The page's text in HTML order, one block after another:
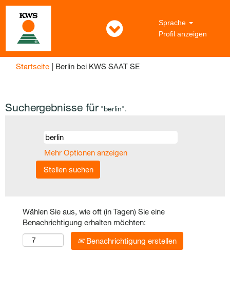
Sprache
Profil anzeigen
Startseite | Berlin bei KWS SAAT SE(aktuelle
Suchergebnisse für "berlin".
Mehr Optionen anzeigen
Wählen Sie aus, wie oft (in Tagen) Sie eine
Benachrichtigung erhalten möchten:
Benachrichtigung erstellen